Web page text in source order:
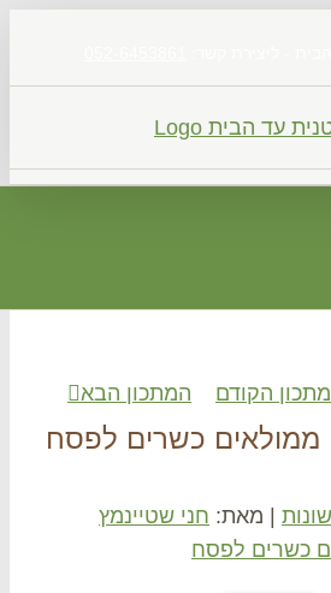
המתכון הבא
כשרים לפסח
מאת: חני שטיינמץ